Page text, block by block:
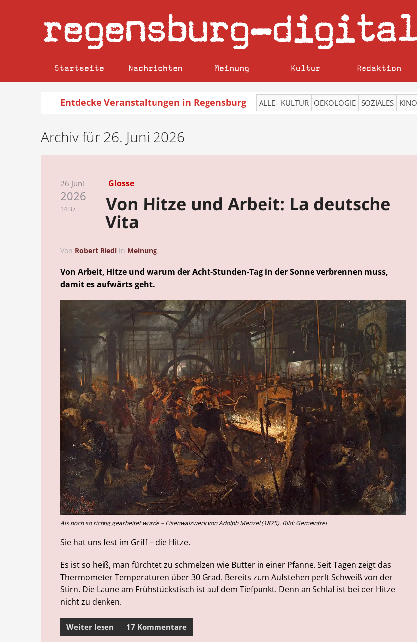
regensburg–digital
Startseite Nachrichten Meinung Kultur Redaktion
Entdecke Veranstaltungen in Regensburg ALLE KULTUR OEKOLOGIE SOZIALES KINO
Archiv für 26. Juni 2026
26 Juni
2026
14:37
Glosse
Von Hitze und Arbeit: La deutsche
Vita
Von Robert Riedl in Meinung
Von Arbeit, Hitze und warum der Acht-Stunden-Tag in der Sonne verbrennen muss,
damit es aufwärts geht.
Als noch so richtig gearbeitet wurde – Eisenwalzwerk von Adolph Menzel (1875). Bild: Gemeinfrei
Sie hat uns fest im Griff – die Hitze.
Es ist so heiß, man fürchtet zu schmelzen wie Butter in einer Pfanne. Seit Tagen zeigt das
Thermometer Temperaturen über 30 Grad. Bereits zum Aufstehen perlt Schweiß von der
Stirn. Die Laune am Frühstückstisch ist auf dem Tiefpunkt. Denn an Schlaf ist bei der Hitze
nicht zu denken.
Weiter lesen 17 Kommentare